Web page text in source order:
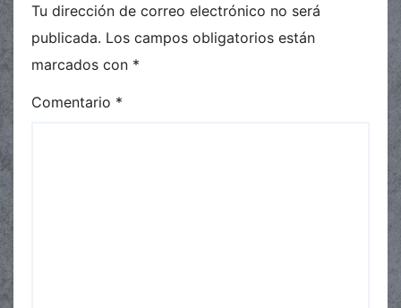
Tu dirección de correo electrónico no será
publicada. Los campos obligatorios están
marcados con *
Comentario *